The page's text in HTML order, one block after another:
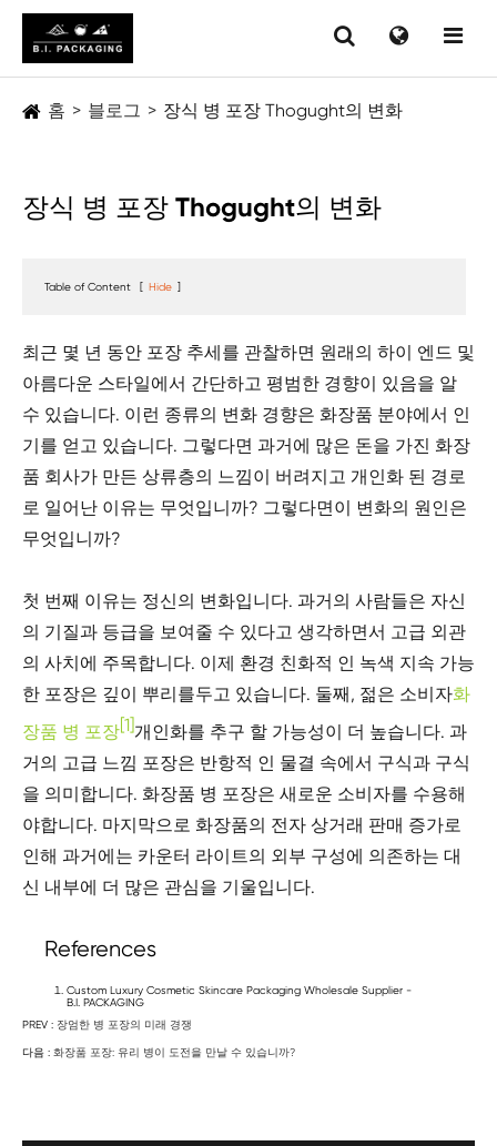
홈 블로그 장식 병 포장 Thogught의 변화
장식 병 포장 Thogught의 변화
Table of Content [ Hide ]
최근 몇 년 동안 포장 추세를 관찰하면 원래의 하이 엔드 및
아름다운 스타일에서 간단하고 평범한 경향이 있음을 알
수 있습니다. 이런 종류의 변화 경향은 화장품 분야에서 인
기를 얻고 있습니다. 그렇다면 과거에 많은 돈을 가진 화장
품 회사가 만든 상류층의 느낌이 버려지고 개인화 된 경로
로 일어난 이유는 무엇입니까? 그렇다면이 변화의 원인은
무엇입니까?
첫 번째 이유는 정신의 변화입니다. 과거의 사람들은 자신
의 기질과 등급을 보여줄 수 있다고 생각하면서 고급 외관
의 사치에 주목합니다. 이제 환경 친화적 인 녹색 지속 가능
한 포장은 깊이 뿌리를두고 있습니다. 둘째, 젊은 소비자화
장품 병 포장[1]개인화를 추구 할 가능성이 더 높습니다. 과
거의 고급 느낌 포장은 반항적 인 물결 속에서 구식과 구식
을 의미합니다. 화장품 병 포장은 새로운 소비자를 수용해
야합니다. 마지막으로 화장품의 전자 상거래 판매 증가로
인해 과거에는 카운터 라이트의 외부 구성에 의존하는 대
신 내부에 더 많은 관심을 기울입니다.
References
Custom Luxury Cosmetic Skincare Packaging Wholesale Supplier -
B.I. PACKAGING
PREV : 장엄한 병 포장의 미래 경쟁
다음 : 화장품 포장: 유리 병이 도전을 만날 수 있습니까?